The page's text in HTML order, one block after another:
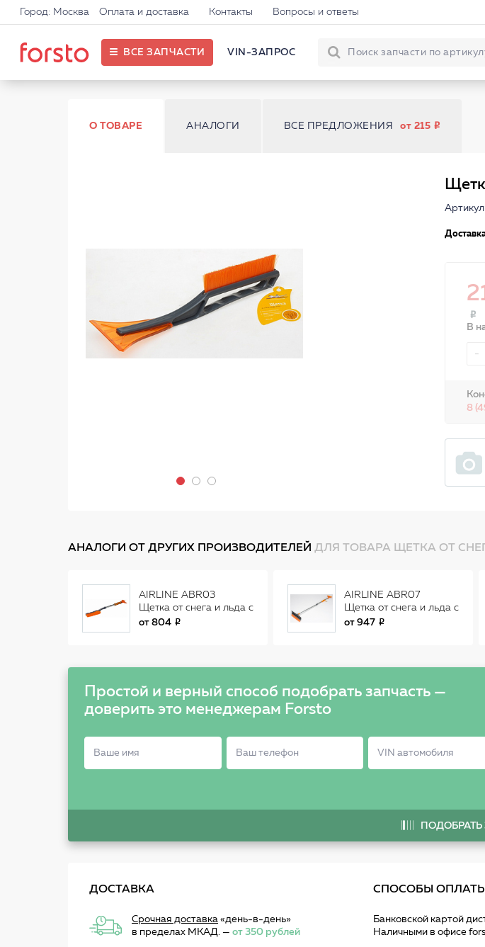
Город: Москва Оплата и доставка Контакты Вопросы и ответы
ВСЕ ЗАПЧАСТИ VIN-ЗАПРОС
О ТОВАРЕ АНАЛОГИ ВСЕ ПРЕДЛОЖЕНИЯ от 215
В
-
8
АНАЛОГИ ОТ ДРУГИХ ПРОИЗВОДИТЕЛЕЙ ДЛЯ ТОВАРА ЩЕТКА ОТ
AIRLINE ABR03
Щетка от снега и льда с
мягкой щетиной и
от 804
AIRLINE ABR07
Щетка от снега и льда с
водосгоном и
от 947
Простой и верный способ подобрать запчасть —
доверить это менеджерам Forsto
ПОДОБРАТЬ
ДОСТАВКА
Срочная доставка «день-в-день»
в пределах МКАД. — от 350 рублей
СПОСОБЫ ОПЛАТЫ
Банковской картой
Наличными в офисе